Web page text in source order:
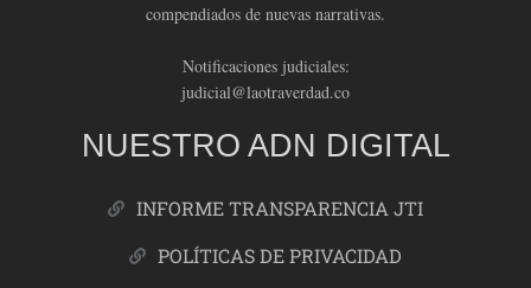
compendiados de nuevas narrativas.
Notificaciones judiciales:
judicial@laotraverdad.co
NUESTRO ADN DIGITAL
INFORME TRANSPARENCIA JTI
POLÍTICAS DE PRIVACIDAD